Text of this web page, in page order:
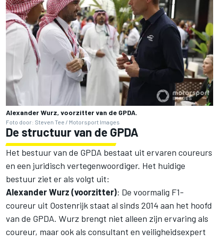
Alexander Wurz, voorzitter van de GPDA.
Foto door: Steven Tee / Motorsport Images
De structuur van de GPDA
Het bestuur van de GPDA bestaat uit ervaren coureurs
en een juridisch vertegenwoordiger. Het huidige
bestuur ziet er als volgt uit:
Alexander Wurz (voorzitter): De voormalig F1-
coureur uit Oostenrijk staat al sinds 2014 aan het hoofd
van de GPDA. Wurz brengt niet alleen zijn ervaring als
coureur, maar ook als consultant en veiligheidsexpert